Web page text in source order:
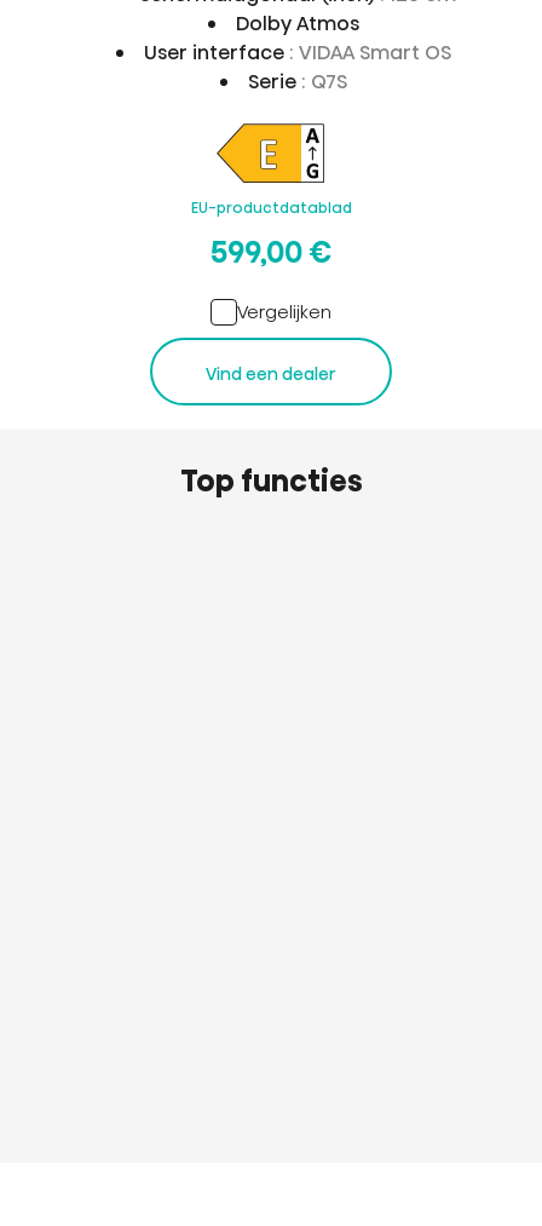
Dolby Atmos
User interface : VIDAA Smart OS
Serie : Q7S
EU-productdatablad
599,00 €
Vergelijken
Vind een dealer
Top functies